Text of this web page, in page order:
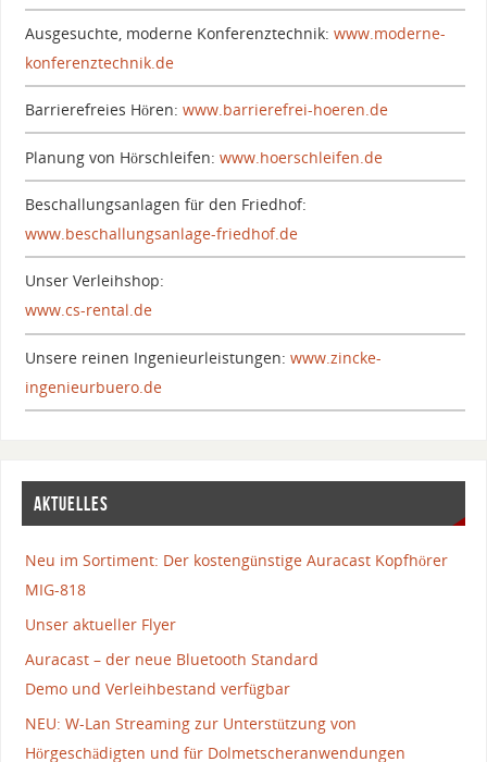
Ausgesuchte, moderne Konferenztechnik: www.moderne-
konferenztechnik.de
Barrierefreies Hören: www.barrierefrei-hoeren.de
Planung von Hörschleifen: www.hoerschleifen.de
Beschallungsanlagen für den Friedhof:
www.beschallungsanlage-friedhof.de
Unser Verleihshop:
www.cs-rental.de
Unsere reinen Ingenieurleistungen: www.zincke-
ingenieurbuero.de
AKTUELLES
Neu im Sortiment: Der kostengünstige Auracast Kopfhörer
MIG-818
Unser aktueller Flyer
Auracast – der neue Bluetooth Standard
Demo und Verleihbestand verfügbar
NEU: W-Lan Streaming zur Unterstützung von
Hörgeschädigten und für Dolmetscheranwendungen